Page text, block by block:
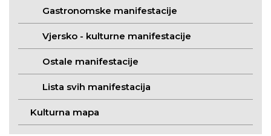
Gastronomske manifestacije
Vjersko - kulturne manifestacije
Ostale manifestacije
Lista svih manifestacija
Kulturna mapa